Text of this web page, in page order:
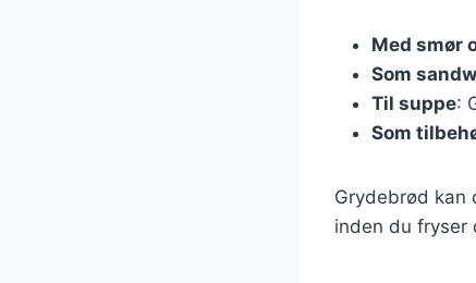
Med smør
Som
Til suppe:
Som
Grydebrød kan
inden du fryser